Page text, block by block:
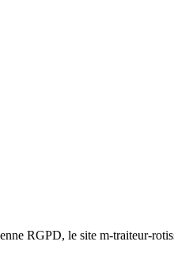
RGPD, le site m-traiteur-